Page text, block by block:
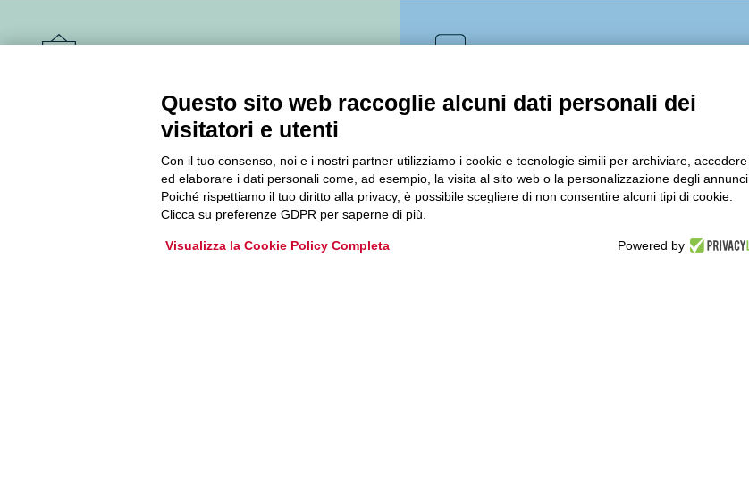
Accedi o iscriviti alla nostra Newsletter Legacoop
Informazioni per restare sempre aggiornati sul
Archivio Newsletter
Questo sito web raccoglie alcuni dati personali dei
visitatori e utenti
Con il tuo consenso, noi e i nostri partner utilizziamo i cookie e tecnologie simili per archiviare, accedere
ed elaborare i dati personali come, ad esempio, la visita al sito web o la personalizzazione degli annunci.
Poiché rispettiamo il tuo diritto alla privacy, è possibile scegliere di non consentire alcuni tipi di cookie.
Clicca su preferenze GDPR per saperne di più.
Visualizza la Cookie Policy Completa Powered by